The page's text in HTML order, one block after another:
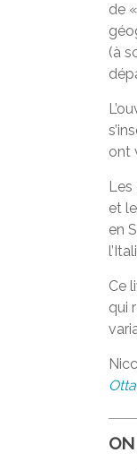
de
(à
ont
Les
et
en
Ce
qui